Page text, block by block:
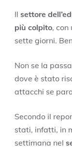
Il settore
più colpito,
sette giorni.
Non se la
dove è stato
attacchi se
Secondo il
stati, infatti, in
settimana nel